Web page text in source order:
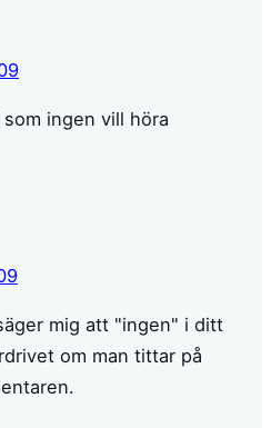
ingen vill höra
mig att "ingen" i ditt
om man tittar på